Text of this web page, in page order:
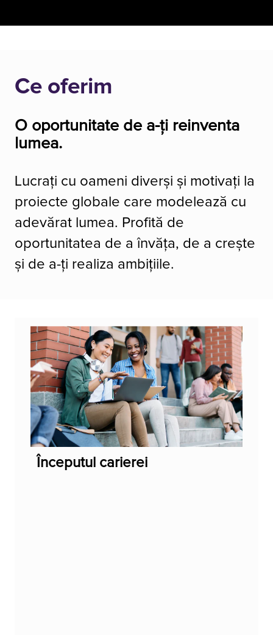
Ce oferim
O oportunitate de a-ți reinventa
lumea.
Lucrați cu oameni diverși și motivați la
proiecte globale care modelează cu
adevărat lumea. Profită de
oportunitatea de a învăța, de a crește
și de a-ți realiza ambițiile.
Începutul carierei